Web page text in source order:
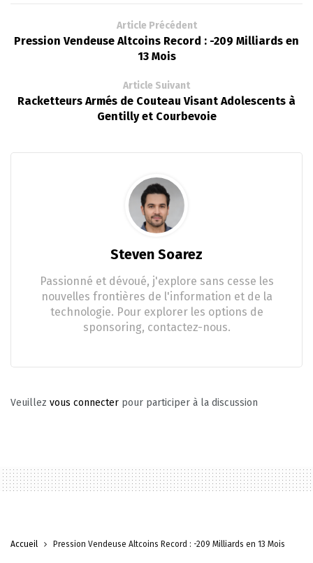
Article Précédent
Pression Vendeuse Altcoins Record : -209 Milliards en
13 Mois
Article Suivant
Racketteurs Armés de Couteau Visant Adolescents à
Gentilly et Courbevoie
Steven Soarez
Passionné et dévoué, j'explore sans cesse les
nouvelles frontières de l'information et de la
technologie. Pour explorer les options de
sponsoring, contactez-nous.
Veuillez vous connecter pour participer à la discussion
Accueil Pression Vendeuse Altcoins Record : -209 Milliards en 13 Mois